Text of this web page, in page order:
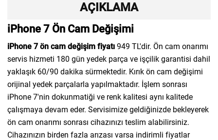
AÇIKLAMA
iPhone 7 Ön Cam Değişimi
iPhone 7 ön cam değişim fiyatı 949 TL'dir. Ön cam onarımı
servis hizmeti 180 gün yedek parça ve işçilik garantisi dahil
yaklaşık 60/90 dakika sürmektedir. Kırık ön cam değişimi
orijinal yedek parçalarla yapılmaktadır. İşlem sonrası
iPhone 7'nin dokunmatiği ve renk kalitesi aynı kalitede
çalışmaya devam eder. Servisimize geldiğinizde bekleyerek
ön cam onarımı sonrası cihazınızı teslim alabilirsiniz.
Cihazınızın birden fazla arızası varsa indirimli fiyatlar